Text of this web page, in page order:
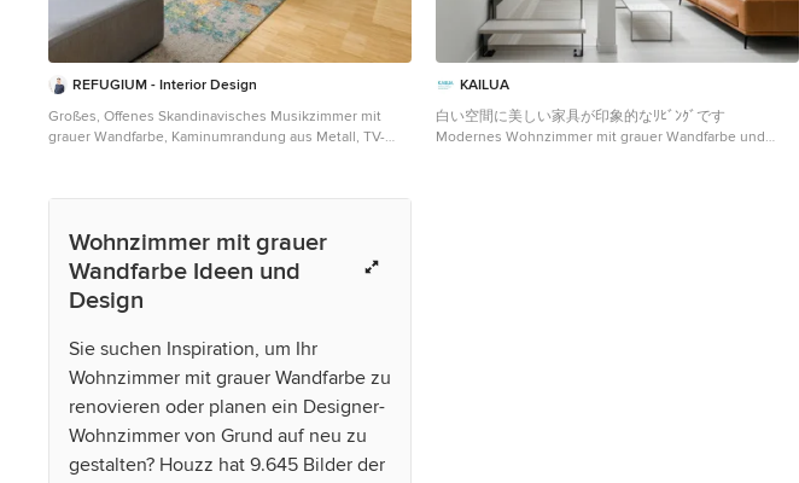
REFUGIUM - Interior Design
Großes, Offenes Skandinavisches Musikzimmer mit
grauer Wandfarbe, Kaminumrandung aus Metall, TV-
KAILUA
白い空間に美しい家具が印象的なﾘﾋﾞﾝｸﾞです
Modernes Wohnzimmer mit grauer Wandfarbe und
Wohnzimmer mit grauer
Wandfarbe Ideen und
Design
Sie suchen Inspiration, um Ihr
Wohnzimmer mit grauer Wandfarbe zu
renovieren oder planen ein Designer-
Wohnzimmer von Grund auf neu zu
gestalten? Houzz hat 9.645 Bilder der